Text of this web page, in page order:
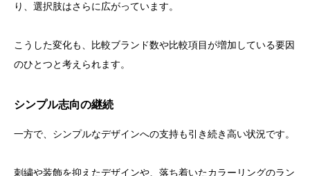
り、選択肢はさらに広がっています。
こうした変化も、比較ブランド数や比較項目が増加している要因
のひとつと考えられます。
シンプル志向の継続
一方で、シンプルなデザインへの支持も引き続き高い状況です。
刺繍や装飾を抑えたデザインや、落ち着いたカラーリングのラン